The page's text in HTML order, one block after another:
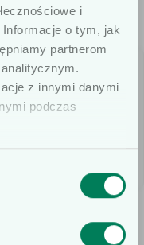
i
o tym, jak
partnerom
z innymi danymi
podczas
artykuły
dziedziną
do